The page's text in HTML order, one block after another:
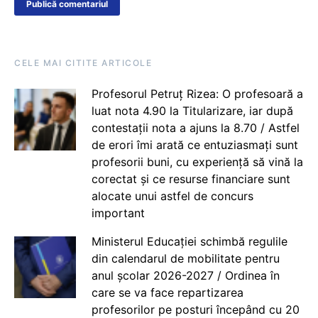
CELE MAI CITITE ARTICOLE
Profesorul Petruț Rizea: O profesoară a
luat nota 4.90 la Titularizare, iar după
contestații nota a ajuns la 8.70 / Astfel
de erori îmi arată ce entuziasmați sunt
profesorii buni, cu experiență să vină la
corectat și ce resurse financiare sunt
alocate unui astfel de concurs
important
Ministerul Educației schimbă regulile
din calendarul de mobilitate pentru
anul școlar 2026-2027 / Ordinea în
care se va face repartizarea
profesorilor pe posturi începând cu 20